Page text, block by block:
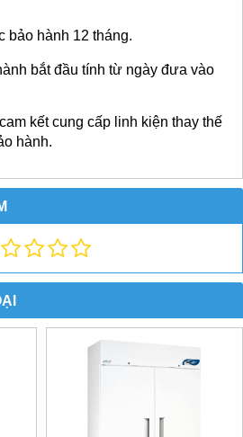
bảo hành 12 tháng.
bắt đầu tính từ ngày đưa vào
kết cung cấp linh kiện thay thế
hành.